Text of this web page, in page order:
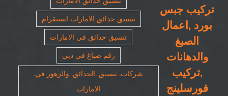
تركيب جبس
بورد ,اعمال
الصبغ
والدهانات
,تركيب
فورسلينج
تنسيق حدائق الامارات انستقرام
تنسيق حدائق في الامارات
رقم صباغ في دبي
شركات. تنسيق. الحدائق. والزهور في.
الامارات